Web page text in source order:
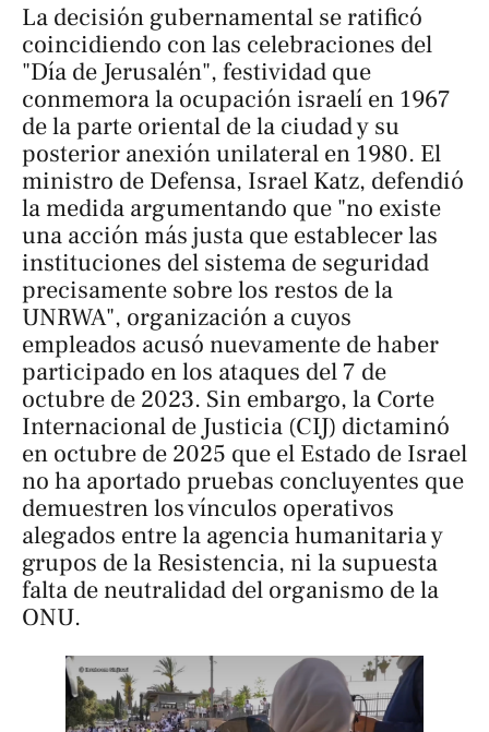
La decisión gubernamental se ratificó
coincidiendo con las celebraciones del
"Día de Jerusalén", festividad que
conmemora la ocupación israelí en 1967
de la parte oriental de la ciudad y su
posterior anexión unilateral en 1980. El
ministro de Defensa, Israel Katz, defendió
la medida argumentando que "no existe
una acción más justa que establecer las
instituciones del sistema de seguridad
precisamente sobre los restos de la
UNRWA", organización a cuyos
empleados acusó nuevamente de haber
participado en los ataques del 7 de
octubre de 2023. Sin embargo, la Corte
Internacional de Justicia (CIJ) dictaminó
en octubre de 2025 que el Estado de Israel
no ha aportado pruebas concluyentes que
demuestren los vínculos operativos
alegados entre la agencia humanitaria y
grupos de la Resistencia, ni la supuesta
falta de neutralidad del organismo de la
ONU.